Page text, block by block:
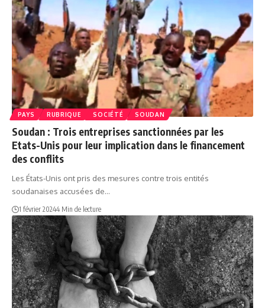
PAYS RUBRIQUE SOCIÉTÉ SOUDAN
Soudan : Trois entreprises sanctionnées par les
Etats-Unis pour leur implication dans le financement
des conflits
Les États-Unis ont pris des mesures contre trois entités
soudanaises accusées de…
1 février 20244 Min de lecture